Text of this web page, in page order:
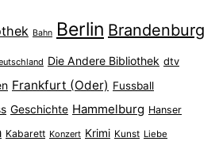
Bahn Berlin Brandenburg
Die Andere Bibliothek dtv
Frankfurt (Oder) Fussball
Geschichte Hammelburg Hanser
Kabarett Konzert Krimi Kunst Liebe